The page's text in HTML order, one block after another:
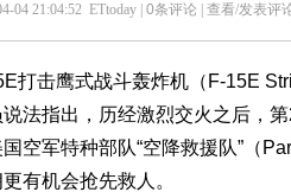
04 21:04:52 ETtoday | 0条评论 | 查看/发表评
打击鹰式战斗轰炸机（F-15E
法指出，历经激烈交火之后，
空军特种部队“空降救援队”（
有机会抢先救人。